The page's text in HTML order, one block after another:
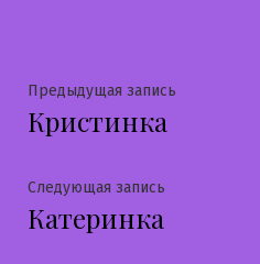
Навигация
по
записям
Предыдущая запись
Кристинка
Следующая запись
Катеринка